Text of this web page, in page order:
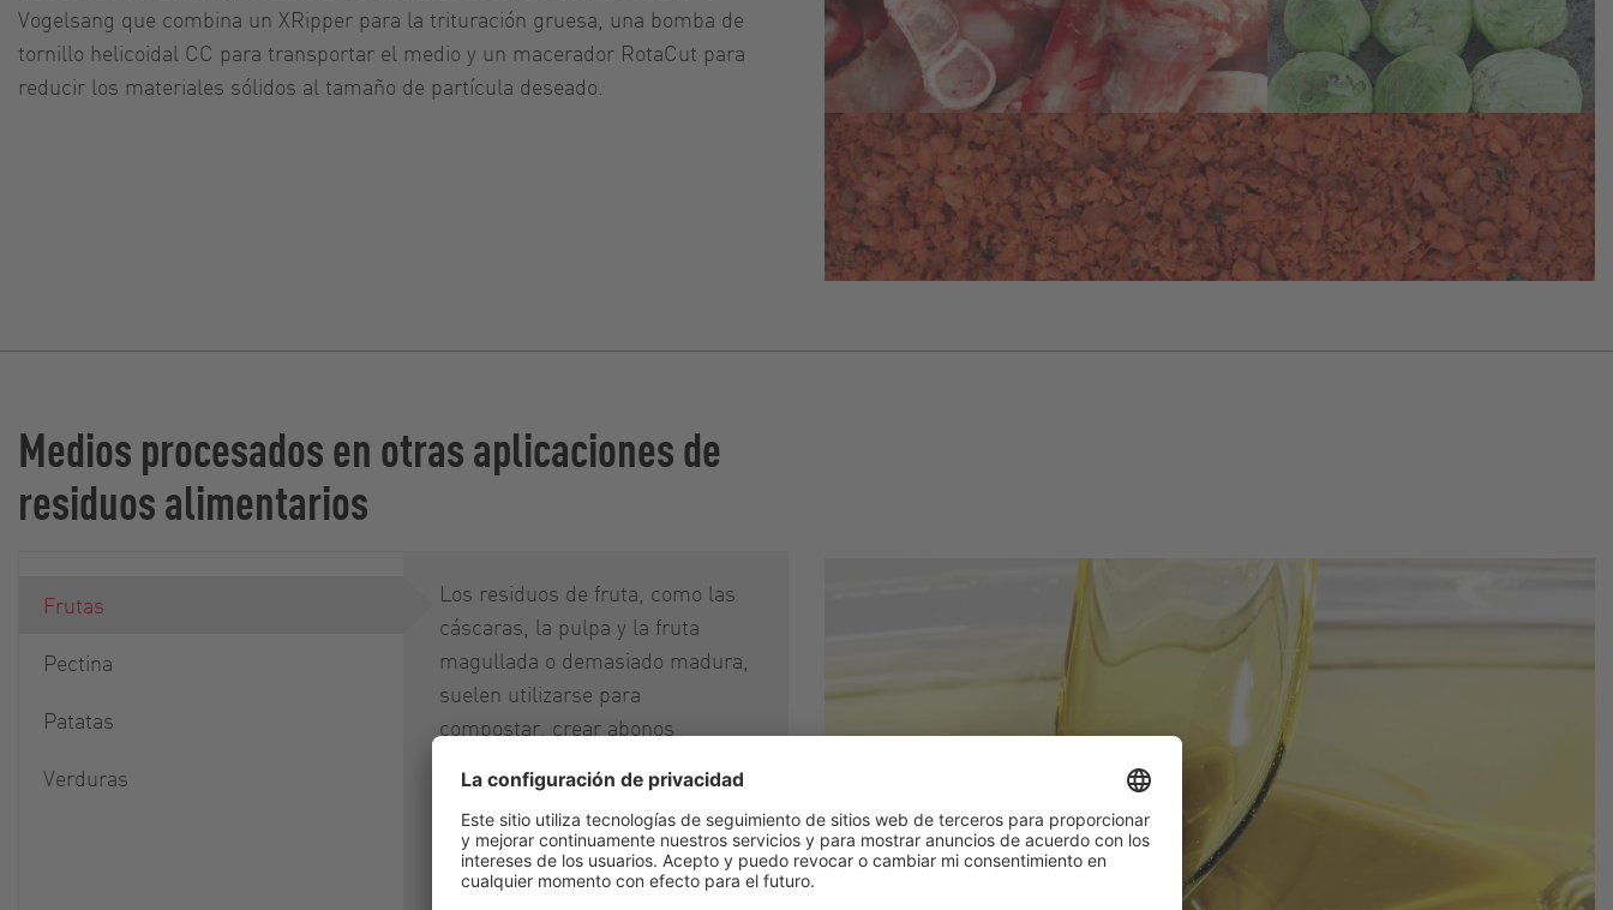
Vogelsang que combina un XRipper para la trituración gruesa, una bomba de
tornillo helicoidal CC para transportar el medio y un macerador RotaCut para
reducir los materiales sólidos al tamaño de partícula deseado.
Medios procesados en otras aplicaciones de
residuos alimentarios
Frutas
Pectina
Patatas
Verduras
Los residuos de fruta, como las
cáscaras, la pulpa y la fruta
magullada o demasiado madura,
suelen utilizarse para
compostar, crear abonos
mediante digestión anaeróbica.
También se transforman en
productos de valor añadido,
como extractos de frutas,